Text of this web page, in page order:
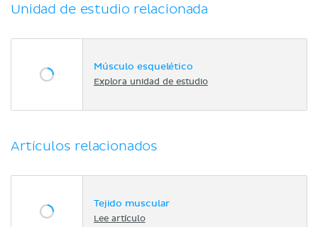
Unidad de estudio relacionada
Músculo esquelético
Explora unidad de estudio
Artículos relacionados
Tejido muscular
Lee artículo